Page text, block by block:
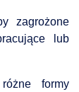
zagrożone
lub
formy